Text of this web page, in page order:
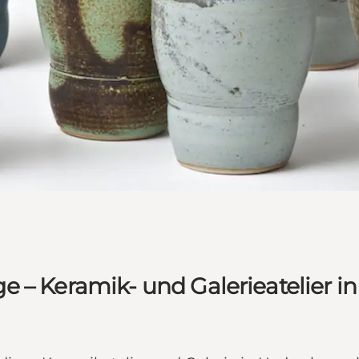
– Keramik- und Galerieatelier